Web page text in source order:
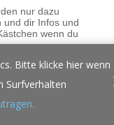
nur dazu
und dir Infos und
wenn du
abmelden.
Bitte klicke hier wenn
Surfverhalten